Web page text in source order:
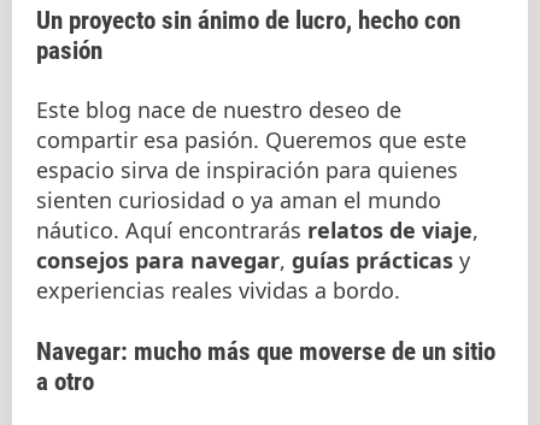
Un proyecto sin ánimo de lucro, hecho con
pasión
Este blog nace de nuestro deseo de
compartir esa pasión. Queremos que este
espacio sirva de inspiración para quienes
sienten curiosidad o ya aman el mundo
náutico. Aquí encontrarás relatos de viaje,
consejos para navegar, guías prácticas y
experiencias reales vividas a bordo.
Navegar: mucho más que moverse de un sitio
a otro